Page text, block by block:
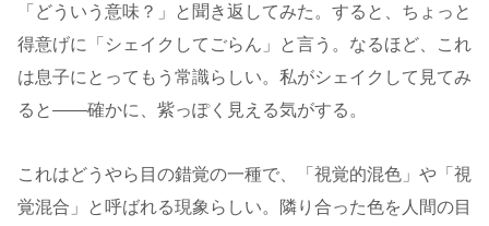
「どういう意味？」と聞き返してみた。すると、ちょっと
得意げに「シェイクしてごらん」と言う。なるほど、これ
は息子にとってもう常識らしい。私がシェイクして見てみ
ると――確かに、紫っぽく見える気がする。
これはどうやら目の錯覚の一種で、「視覚的混色」や「視
覚混合」と呼ばれる現象らしい。隣り合った色を人間の目